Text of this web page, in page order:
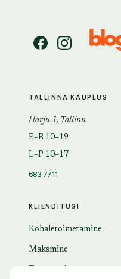
KLIENDITUGI
Kohaletoimetamine
Maksmine
TALLINNA KAUPLUS
Harju 1, Tallinn
E–R 10–19
L–P 10–17
683 7711